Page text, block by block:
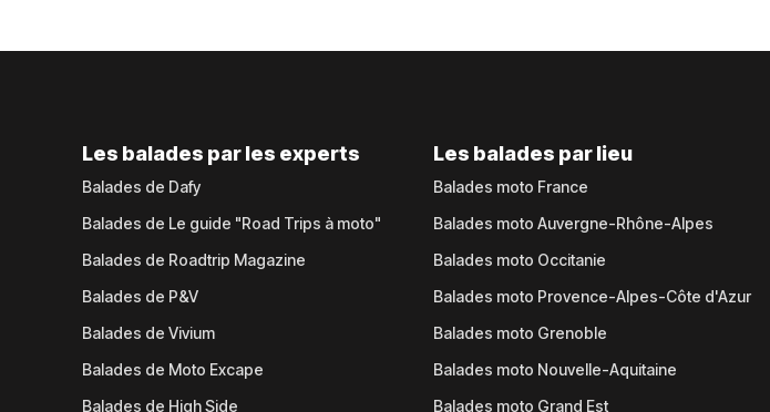
Les balades par les experts
Balades de Dafy
Balades de Le guide "Road Trips à moto"
Balades de Roadtrip Magazine
Balades de P&V
Balades de Vivium
Balades de Moto Excape
Balades de High Side
Les balades par lieu
Balades moto France
Balades moto Auvergne-Rhône-Alpes
Balades moto Occitanie
Balades moto Provence-Alpes-Côte d'Azur
Balades moto Grenoble
Balades moto Nouvelle-Aquitaine
Balades moto Grand Est